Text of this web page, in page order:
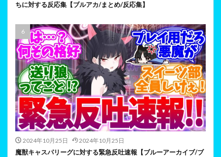
ちに対する反応集【ブルアカ/まとめ/反応集】
2024年10月25日 2024年10月25日
魔獣キャスパリーグに対する緊急反吐速報【ブルーアーカイブ/ブ